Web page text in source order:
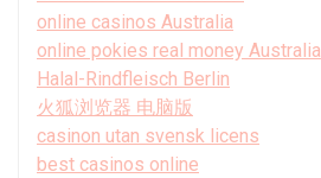
online casinos Australia
online pokies real money Australia
Halal-Rindfleisch Berlin
火狐浏览器 电脑版
casinon utan svensk licens
best casinos online